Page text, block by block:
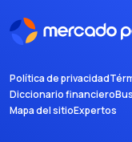
Política de privacidad
Diccionario financiero
Mapa del sitioExpertos